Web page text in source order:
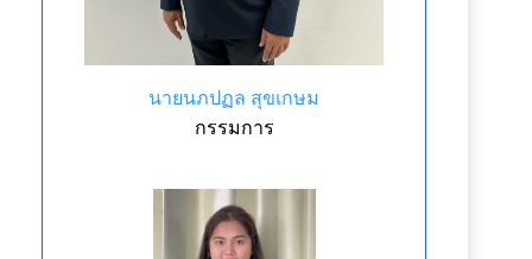
นายนภปฏล สุขเกษม
กรรมการ